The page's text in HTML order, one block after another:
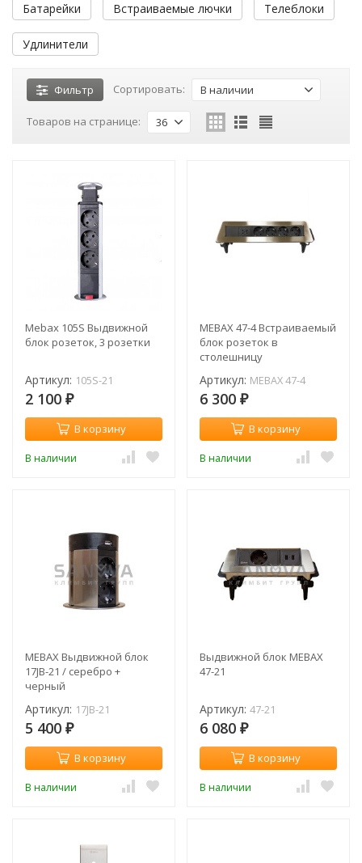
Батарейки Встраиваемые лючки Телеблоки
Удлинители
Фильтр Сортировать: В наличии
Товаров на странице: 36
Mebax 105S Выдвижной
блок розеток, 3 розетки
Артикул: 105S-21
2 100 ₽
В корзину
В наличии
MEBAX 47-4 Встраиваемый
блок розеток в
столешницу
Артикул: MEBAX 47-4
6 300 ₽
В корзину
В наличии
MEBAX Выдвижной блок
17JB-21 / серебро +
черный
Артикул: 17JB-21
5 400 ₽
В корзину
В наличии
Выдвижной блок MEBAX
47-21
Артикул: 47-21
6 080 ₽
В корзину
В наличии